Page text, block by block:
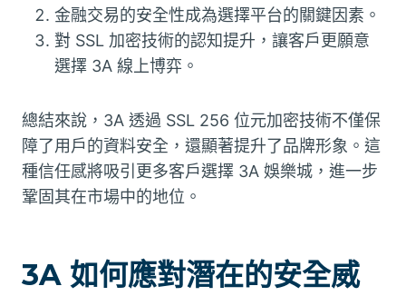
金融交易的安全性成為選擇平台的關鍵因素。
對 SSL 加密技術的認知提升，讓客戶更願意
選擇 3A 線上博弈。
總結來說，3A 透過 SSL 256 位元加密技術不僅保
障了用戶的資料安全，還顯著提升了品牌形象。這
種信任感將吸引更多客戶選擇 3A 娛樂城，進一步
鞏固其在市場中的地位。
3A 如何應對潛在的安全威